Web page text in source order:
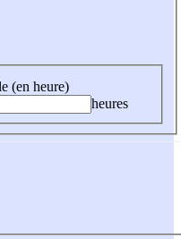
(en heure)
heures